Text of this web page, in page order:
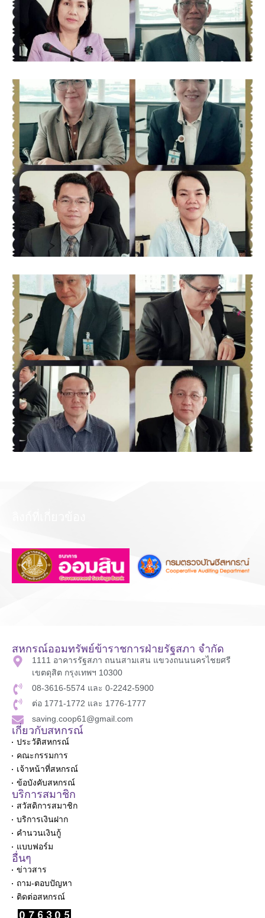
สหกรณ์ออมทรัพย์ข้าราชการฝ่ายรัฐสภา จำกัด
1111 อาคารรัฐสภา ถนนสามเสน แขวงถนนนครไชยศรี
เขตดุสิต กรุงเทพฯ 10300
08-3616-5574 และ 0-2242-5900
ต่อ 1771-1772 และ 1776-1777
saving.coop61@gmail.com
เกี่ยวกับสหกรณ์
ประวัติสหกรณ์
คณะกรรมการ
เจ้าหน้าที่สหกรณ์
ข้อบังคับสหกรณ์
บริการสมาชิก
สวัสดิการสมาชิก
บริการเงินฝาก
คำนวนเงินกู้
แบบฟอร์ม
อื่นๆ
ข่าวสาร
ถาม-ตอบปัญหา
ติดต่อสหกรณ์